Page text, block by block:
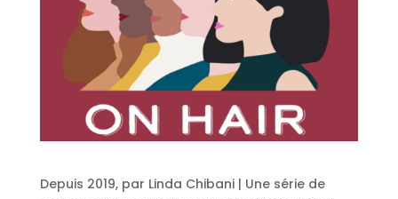
Depuis 2019, par Linda Chibani | Une série de